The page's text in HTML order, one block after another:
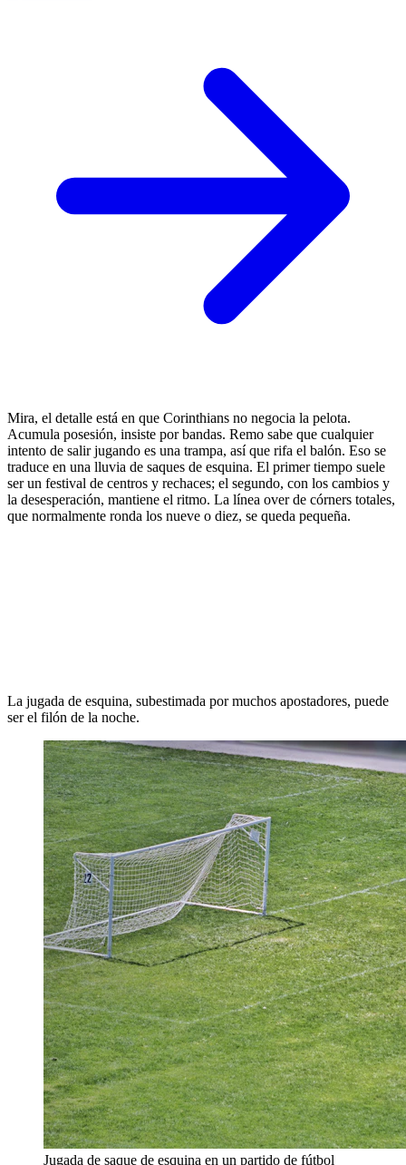
Mira, el detalle está en que Corinthians no negocia la pelota.
Acumula posesión, insiste por bandas. Remo sabe que cualquier
intento de salir jugando es una trampa, así que rifa el balón. Eso se
traduce en una lluvia de saques de esquina. El primer tiempo suele
ser un festival de centros y rechaces; el segundo, con los cambios y
la desesperación, mantiene el ritmo. La línea over de córners totales,
que normalmente ronda los nueve o diez, se queda pequeña.
La jugada de esquina, subestimada por muchos apostadores, puede
ser el filón de la noche.
Jugada de saque de esquina en un partido de fútbol